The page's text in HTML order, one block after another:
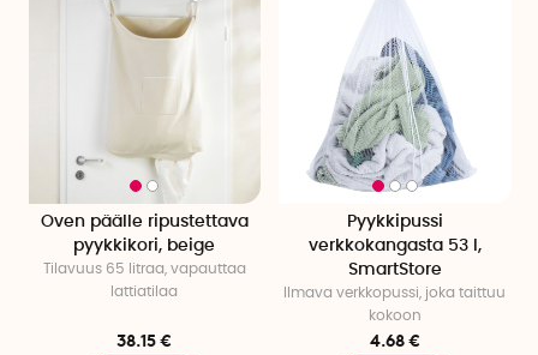
Oven päälle ripustettava
pyykkikori, beige
Tilavuus 65 litraa, vapauttaa
lattiatilaa
38.15 €
Pyykkipussi
verkkokangasta 53 l,
SmartStore
Ilmava verkkopussi, joka taittuu
kokoon
4.68 €